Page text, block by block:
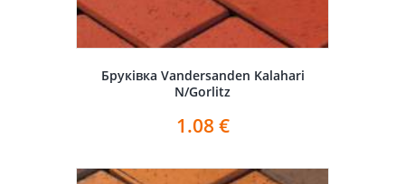
Бруківка Vandersanden Kalahari
N/Gorlitz
1.08 €